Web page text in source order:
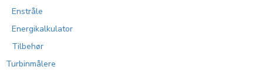
Enstråle
Energikalkulator
Tilbehør
Turbinmålere